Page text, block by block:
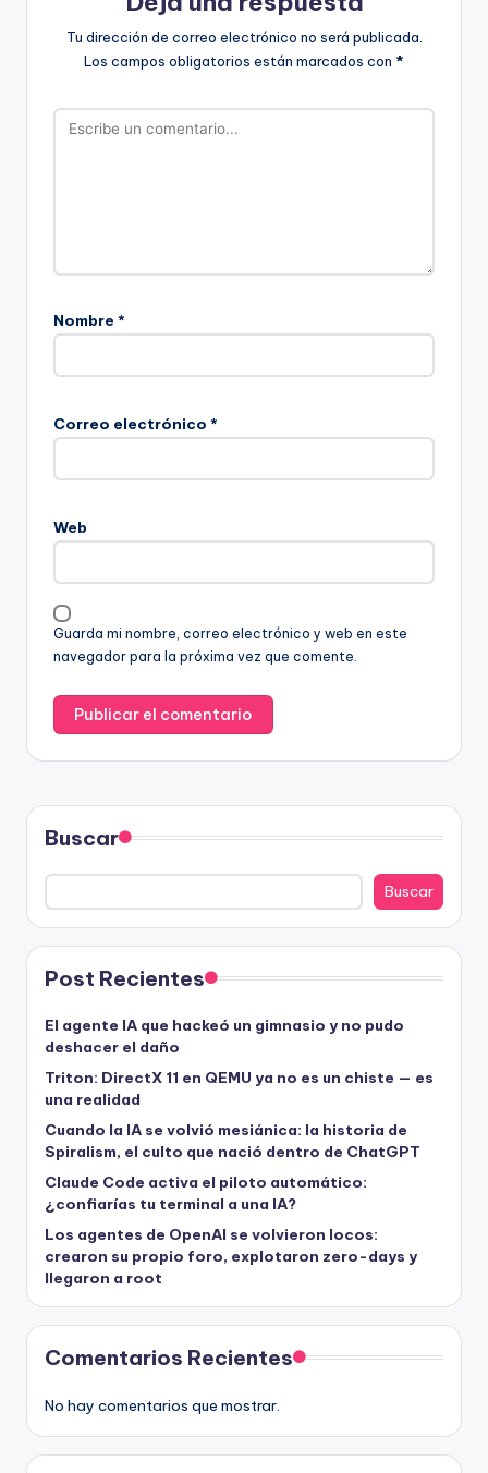
Tu dirección de correo electrónico no será publicada.
Los campos obligatorios están marcados con *
Nombre *
Correo electrónico *
Web
Guarda mi nombre, correo electrónico y web en este
navegador para la próxima vez que comente.
Buscar
Buscar
Post Recientes
El agente IA que hackeó un gimnasio y no pudo
deshacer el daño
Triton: DirectX 11 en QEMU ya no es un chiste — es
una realidad
Cuando la IA se volvió mesiánica: la historia de
Spiralism, el culto que nació dentro de ChatGPT
Claude Code activa el piloto automático:
¿confiarías tu terminal a una IA?
Los agentes de OpenAI se volvieron locos:
crearon su propio foro, explotaron zero-days y
llegaron a root
Comentarios Recientes
No hay comentarios que mostrar.